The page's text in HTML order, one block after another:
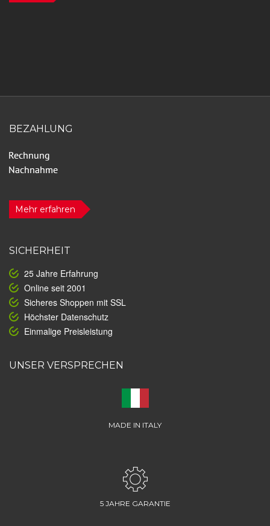
BEZAHLUNG
Mehr erfahren
SICHERHEIT
25 Jahre Erfahrung
Online seit 2001
Sicheres Shoppen mit SSL
Höchster Datenschutz
Einmalige Preisleistung
UNSER VERSPRECHEN
MADE IN ITALY
5 JAHRE GARANTIE